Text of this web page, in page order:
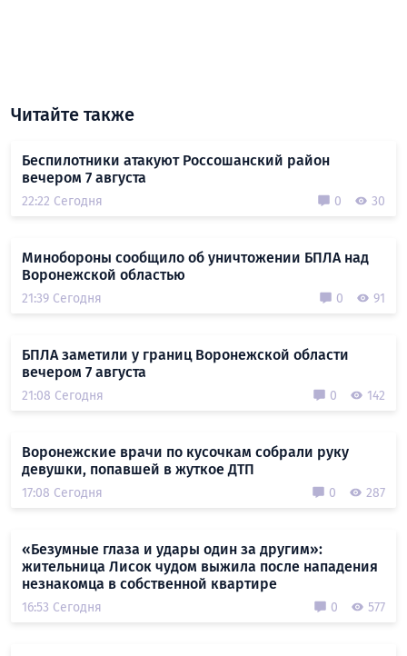
Читайте также
Беспилотники атакуют Россошанский район
вечером 7 августа
22:22 Сегодня 0 30
Минобороны сообщило об уничтожении БПЛА над
Воронежской областью
21:39 Сегодня 0 91
БПЛА заметили у границ Воронежской области
вечером 7 августа
21:08 Сегодня 0 142
Воронежские врачи по кусочкам собрали руку
девушки, попавшей в жуткое ДТП
17:08 Сегодня 0 287
«Безумные глаза и удары один за другим»:
жительница Лисок чудом выжила после нападения
незнакомца в собственной квартире
16:53 Сегодня 0 577